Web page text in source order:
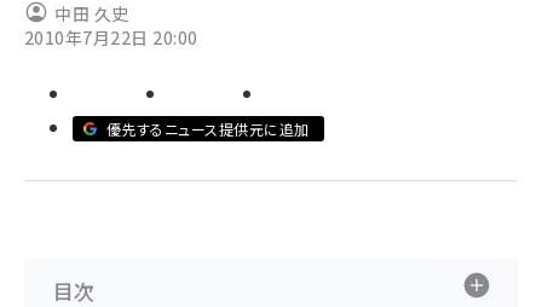
中田 久史
2010年7月22日 20:00
優先するニュース提供元に追加
目次